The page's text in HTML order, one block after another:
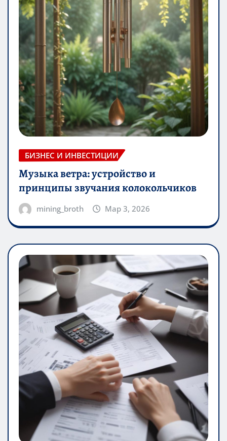
БИЗНЕС И ИНВЕСТИЦИИ
Музыка ветра: устройство и
принципы звучания колокольчиков
mining_broth Мар 3, 2026